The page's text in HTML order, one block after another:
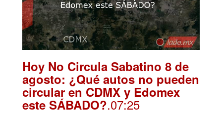
Hoy No Circula Sabatino 8 de
agosto: ¿Qué autos no pueden
circular en CDMX y Edomex
este SÁBADO?.07:25